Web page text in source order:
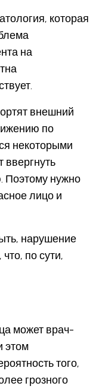
которая
на
внешний
по
некоторыми
ввергнуть
Поэтому нужно
лицо и
нарушение
по сути,
может врач-
этом
того,
грозного